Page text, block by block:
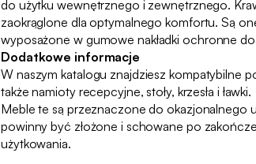
do użytku wewnętrznego i zewnętrznego.
zaokrąglone dla optymalnego komfortu. Są
wyposażone w gumowe nakładki ochronne do
Dodatkowe informacje
W naszym katalogu znajdziesz kompatybilne
także namioty recepcyjne, stoły, krzesła i ławki.
Meble te są przeznaczone do okazjonalnego
powinny być złożone i schowane po
użytkowania.